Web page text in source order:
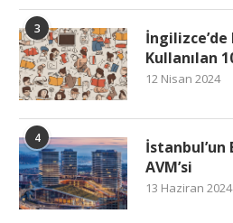
3
İngilizce’de
Kullanılan
12 Nisan 2024
4
İstanbul’un
AVM’si
13 Haziran 2024